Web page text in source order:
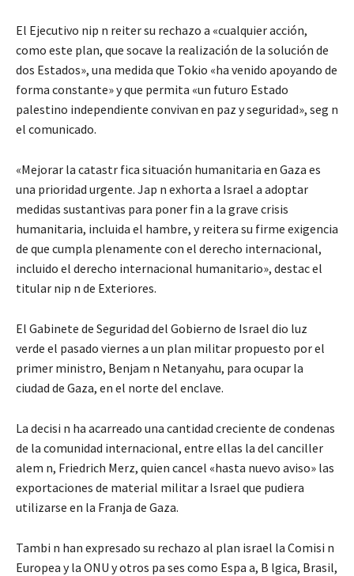
El Ejecutivo nip n reiter su rechazo a «cualquier acción,
como este plan, que socave la realización de la solución de
dos Estados», una medida que Tokio «ha venido apoyando de
forma constante» y que permita «un futuro Estado
palestino independiente convivan en paz y seguridad», seg n
el comunicado.
«Mejorar la catastr fica situación humanitaria en Gaza es
una prioridad urgente. Jap n exhorta a Israel a adoptar
medidas sustantivas para poner fin a la grave crisis
humanitaria, incluida el hambre, y reitera su firme exigencia
de que cumpla plenamente con el derecho internacional,
incluido el derecho internacional humanitario», destac el
titular nip n de Exteriores.
El Gabinete de Seguridad del Gobierno de Israel dio luz
verde el pasado viernes a un plan militar propuesto por el
primer ministro, Benjam n Netanyahu, para ocupar la
ciudad de Gaza, en el norte del enclave.
La decisi n ha acarreado una cantidad creciente de condenas
de la comunidad internacional, entre ellas la del canciller
alem n, Friedrich Merz, quien cancel «hasta nuevo aviso» las
exportaciones de material militar a Israel que pudiera
utilizarse en la Franja de Gaza.
Tambi n han expresado su rechazo al plan israel la Comisi n
Europea y la ONU y otros pa ses como Espa a, B lgica, Brasil,